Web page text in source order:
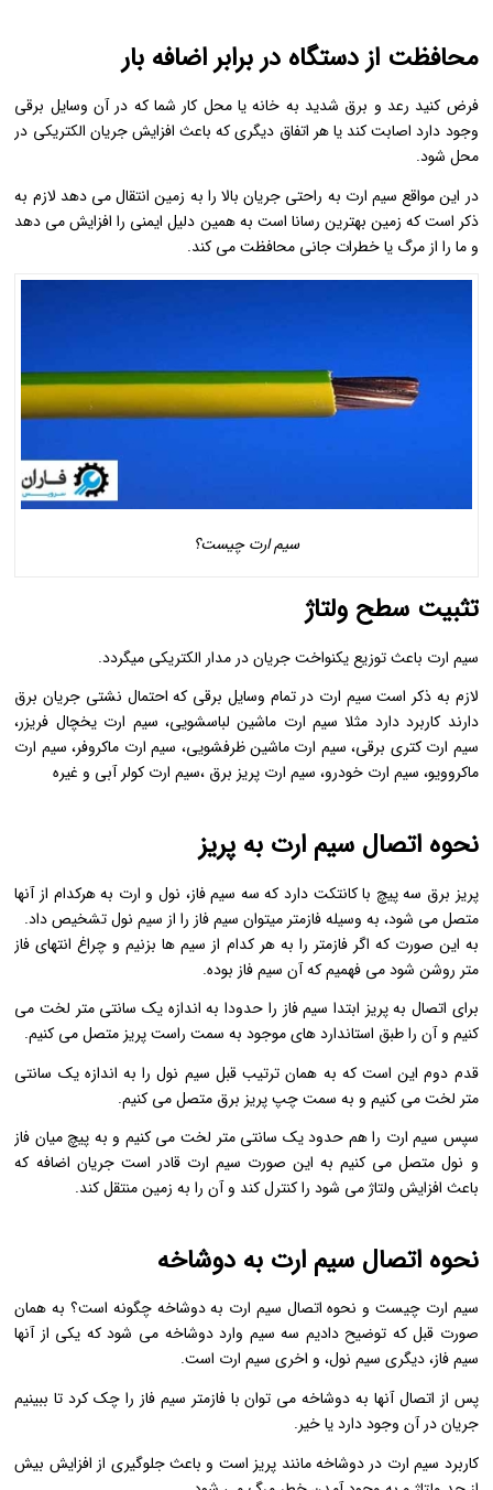
محافظت از دستگاه در برابر اضافه بار
فرض کنید رعد و برق شدید به خانه یا محل کار شما که در آن وسایل برقی
وجود دارد اصابت کند یا هر اتفاق دیگری که باعث افزایش جریان الکتریکی در
محل شود.
در این مواقع سیم ارت به راحتی جریان بالا را به زمین انتقال می دهد لازم به
ذکر است که زمین بهترین رسانا است به همین دلیل ایمنی را افزایش می دهد
و ما را از مرگ یا خطرات جانی محافظت می کند.
سیم ارت چیست؟
تثبیت سطح ولتاژ
سیم ارت باعث توزیع یکنواخت جریان در مدار الکتریکی میگردد.
لازم به ذکر است سیم ارت در تمام وسایل برقی که احتمال نشتی جریان برق
دارند کاربرد دارد مثلا سیم ارت ماشین لباسشویی، سیم ارت یخچال فریزر،
سیم ارت کتری برقی، سیم ارت ماشین ظرفشویی، سیم ارت ماکروفر، سیم ارت
ماکروویو، سیم ارت خودرو، سیم ارت پریز برق ،سیم ارت کولر آبی و غیره
نحوه اتصال سیم ارت به پریز
پریز برق سه پیچ با کانتکت دارد که سه سیم فاز، نول و ارت به هرکدام از آنها
متصل می شود، به وسیله فازمتر میتوان سیم فاز را از سیم نول تشخیص داد.
به این صورت که اگر فازمتر را به هر کدام از سیم ها بزنیم و چراغ انتهای فاز
متر روشن شود می فهمیم که آن سیم فاز بوده.
برای اتصال به پریز ابتدا سیم فاز را حدودا به اندازه یک سانتی متر لخت می
کنیم و آن را طبق استاندارد های موجود به سمت راست پریز متصل می کنیم.
قدم دوم این است که به همان ترتیب قبل سیم نول را به اندازه یک سانتی
متر لخت می کنیم و به سمت چپ پریز برق متصل می کنیم.
سپس سیم ارت را هم حدود یک سانتی متر لخت می کنیم و به پیچ میان فاز
و نول متصل می کنیم به این صورت سیم ارت قادر است جریان اضافه که
باعث افزایش ولتاژ می شود را کنترل کند و آن را به زمین منتقل کند.
نحوه اتصال سیم ارت به دوشاخه
سیم ارت چیست و نحوه اتصال سیم ارت به دوشاخه چگونه است؟ به همان
صورت قبل که توضیح دادیم سه سیم وارد دوشاخه می شود که یکی از آنها
سیم فاز، دیگری سیم نول، و اخری سیم ارت است.
پس از اتصال آنها به دوشاخه می توان با فازمتر سیم فاز را چک کرد تا ببینیم
جریان در آن وجود دارد یا خیر.
کاربرد سیم ارت در دوشاخه مانند پریز است و باعث جلوگیری از افزایش بیش